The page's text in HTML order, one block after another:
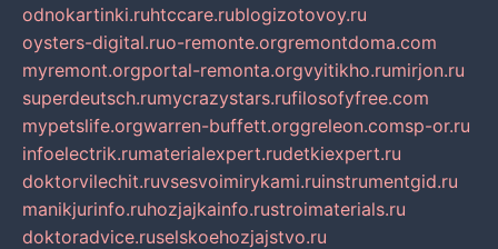
odnokartinki.ruhtccare.rublogizotovoy.ru
oysters-digital.ruo-remonte.orgremontdoma.com
myremont.orgportal-remonta.orgvyitikho.rumirjon.ru
superdeutsch.rumycrazystars.rufilosofyfree.com
mypetslife.orgwarren-buffett.orggreleon.comsp-or.ru
infoelectrik.rumaterialexpert.rudetkiexpert.ru
doktorvilechit.ruvsesvoimirykami.ruinstrumentgid.ru
manikjurinfo.ruhozjajkainfo.rustroimaterials.ru
doktoradvice.ruselskoehozjajstvo.ru